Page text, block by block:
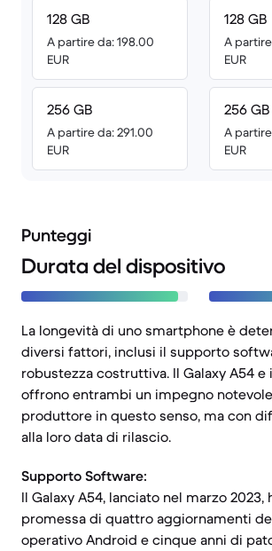
128 GB
A partire da: 198.00
EUR
256 GB
A partire da: 291.00
EUR
128 GB
A
EUR
256 GB
A
EUR
Punteggi
Durata del dispositivo
La longevità di uno smartphone è
diversi fattori, inclusi il supporto
robustezza costruttiva. Il Galaxy A54 e
offrono entrambi un impegno
produttore in questo senso, ma con
alla loro data di rilascio.
Supporto Software:
Il Galaxy A54, lanciato nel marzo 2023,
promessa di quattro aggiornamenti
operativo Android e cinque anni di